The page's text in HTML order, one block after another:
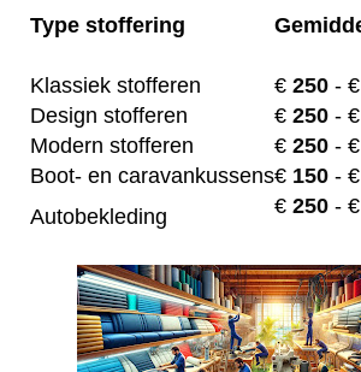
Type stoffering
Klassiek stofferen € 250 - €
Design stofferen
€ 250 - €
Modern stofferen
€ 250 - €
Boot- en caravankussens€ 150 - €
Autobekleding
€ 250 - €